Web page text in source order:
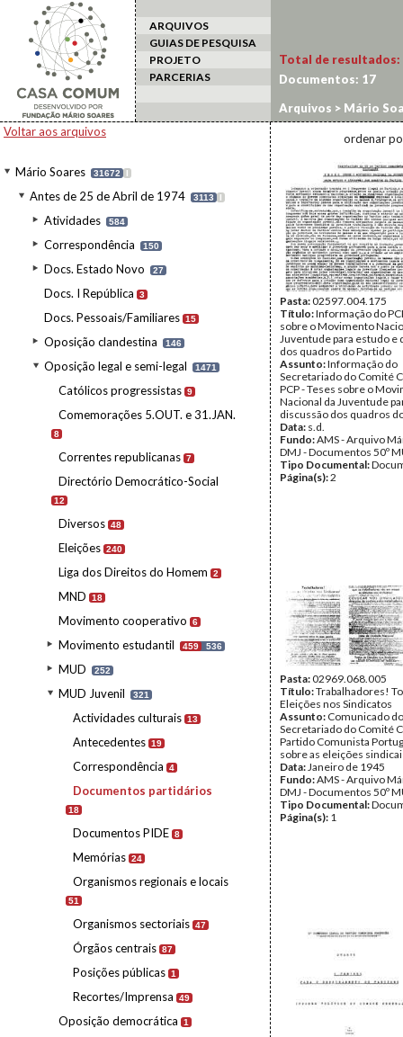
ARQUIVOS
GUIAS DE PESQUISA
PROJETO
PARCERIAS
Voltar aos arquivos
Mário Soares 31672 I
Antes de 25 de Abril de 1974 3113 I
Atividades 584
Correspondência 150
Docs. Estado Novo 27
Docs. I República 3
Docs. Pessoais/Familiares 15
Oposição clandestina 146
Oposição legal e semi-legal 1471
Católicos progressistas 9
Comemorações 5.OUT. e 31.JAN.
8
Correntes republicanas 7
Directório Democrático-Social
12
Diversos 48
Eleições 240
Liga dos Direitos do Homem 2
MND 18
Movimento cooperativo 6
Movimento estudantil 459 536
MUD 252
MUD Juvenil 321
Actividades culturais 13
Antecedentes 19
Correspondência 4
Documentos partidários
18
Documentos PIDE 8
Memórias 24
Organismos regionais e locais
51
Organismos sectoriais 47
Órgãos centrais 87
Posições públicas 1
Recortes/Imprensa 49
Oposição democrática 1
Total de resultados:
Documentos: 17
Arquivos > Mário
Documentos
ordenar
Pasta:02597.004.175
Título:Informação do
sobre o Movimento
Juventude para estudo e
dos quadros do Partido
Assunto:Informação do
Secretariado do Comité
PCP - Teses sobre o
Nacional da Juventude
discussão dos quadros
Data: s.d.
Fundo:AMS - Arquivo
DMJ - Documentos 50º
Tipo Documental:
Página(s):2
Pasta:02969.068.005
Título:Trabalhadores!
Eleições nos Sindicatos
Assunto: Comunicado do
Secretariado do Comité
Partido Comunista
sobre as eleições
Data:Janeiro de 1945
Fundo:AMS - Arquivo
DMJ - Documentos 50º
Tipo Documental:
Página(s): 1